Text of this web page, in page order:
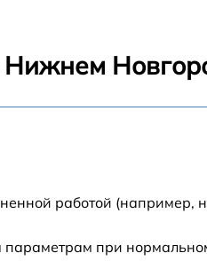
Нижнем
работой (например,
параметрам при